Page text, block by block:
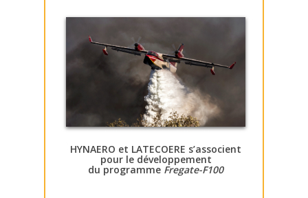
HYNAERO et LATECOERE s’associent
pour le développement
du programme Fregate-F100